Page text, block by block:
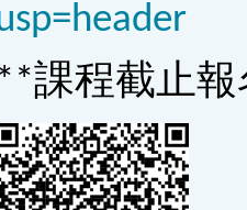
**課程截止報